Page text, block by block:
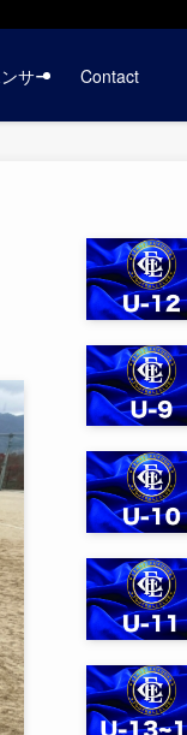
サー Contact